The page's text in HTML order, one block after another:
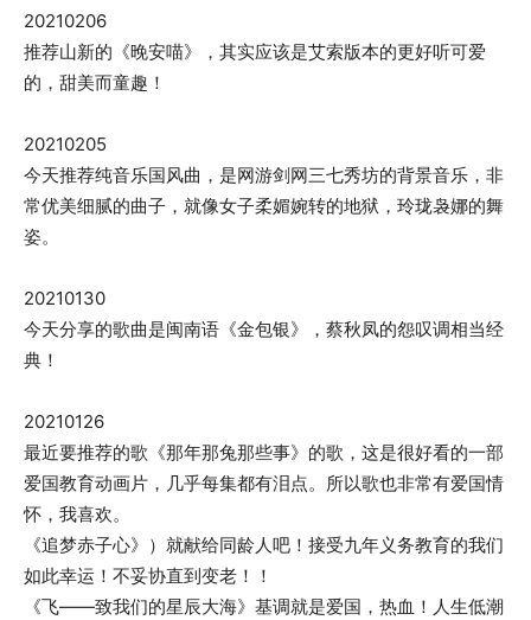
20210206
推荐山新的《晚安喵》，其实应该是艾索版本的更好听可爱
的，甜美而童趣！
20210205
今天推荐纯音乐国风曲，是网游剑网三七秀坊的背景音乐，非
常优美细腻的曲子，就像女子柔媚婉转的地狱，玲珑袅娜的舞
姿。
20210130
今天分享的歌曲是闽南语《金包银》，蔡秋凤的怨叹调相当经
典！
20210126
最近要推荐的歌《那年那兔那些事》的歌，这是很好看的一部
爱国教育动画片，几乎每集都有泪点。所以歌也非常有爱国情
怀，我喜欢。
《追梦赤子心》）就献给同龄人吧！接受九年义务教育的我们
如此幸运！不妥协直到变老！！
《飞——致我们的星辰大海》基调就是爱国，热血！人生低潮